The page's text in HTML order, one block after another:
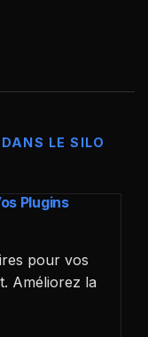
LE SILO
Plugins
pour vos
Améliorez la